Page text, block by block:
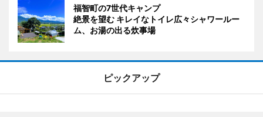
福智町の7世代キャンプ
絶景を望む キレイなトイレ広々シャワールー
ム、お湯の出る炊事場
ピックアップ